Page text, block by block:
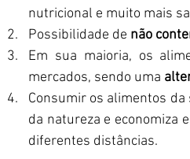
nutricional e muito mais
Possibilidade de não
Em sua maioria, os
mercados, sendo uma
Consumir os alimentos
da natureza e economiza
diferentes distâncias.